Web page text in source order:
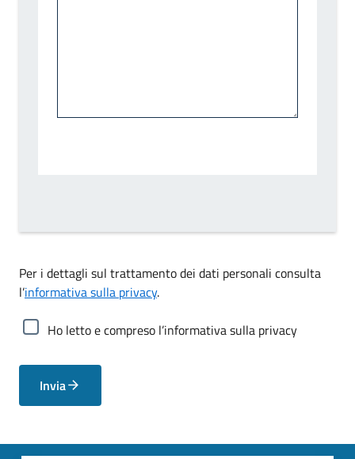
Per i dettagli sul trattamento dei dati personali consulta
l’informativa sulla privacy.
Ho letto e compreso l’informativa sulla privacy
Invia